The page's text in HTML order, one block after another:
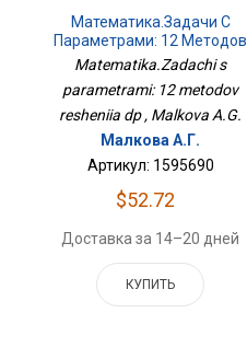
Математика.Задачи С
Параметрами: 12 Методов
Решения Дп
Matematika.Zadachi s
parametrami: 12 metodov
resheniia dp , Malkova A.G.
Малкова А.Г.
Артикул: 1595690
$52.72
Доставка за 14–20 дней
КУПИТЬ